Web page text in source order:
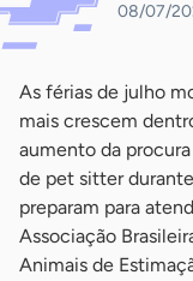
08/07/
As férias de julho
mais crescem
aumento da
de pet sitter
preparam para
Associação
Animais de